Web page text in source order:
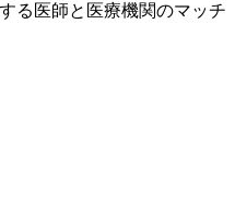
る医師と医療機関のマッチ